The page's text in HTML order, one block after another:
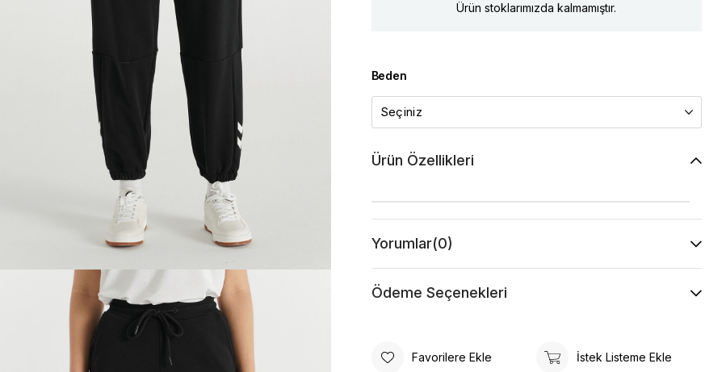
Ürün stoklarımızda kalmamıştır.
Beden
Ürün Özellikleri
Yorumlar(0)
Ödeme Seçenekleri
Favorilere Ekle İstek Listeme Ekle